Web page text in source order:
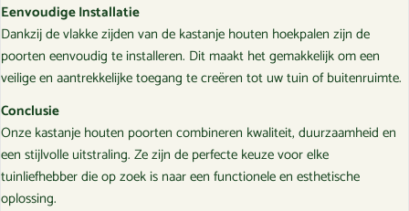
Eenvoudige Installatie
Dankzij de vlakke zijden van de kastanje houten hoekpalen zijn de
poorten eenvoudig te installeren. Dit maakt het gemakkelijk om een
veilige en aantrekkelijke toegang te creëren tot uw tuin of buitenruimte.
Conclusie
Onze kastanje houten poorten combineren kwaliteit, duurzaamheid en
een stijlvolle uitstraling. Ze zijn de perfecte keuze voor elke
tuinliefhebber die op zoek is naar een functionele en esthetische
oplossing.